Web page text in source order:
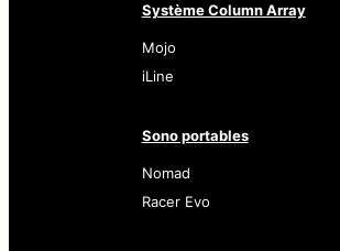
Système Column Array
Mojo
iLine
Sono portables
Nomad
Racer Evo